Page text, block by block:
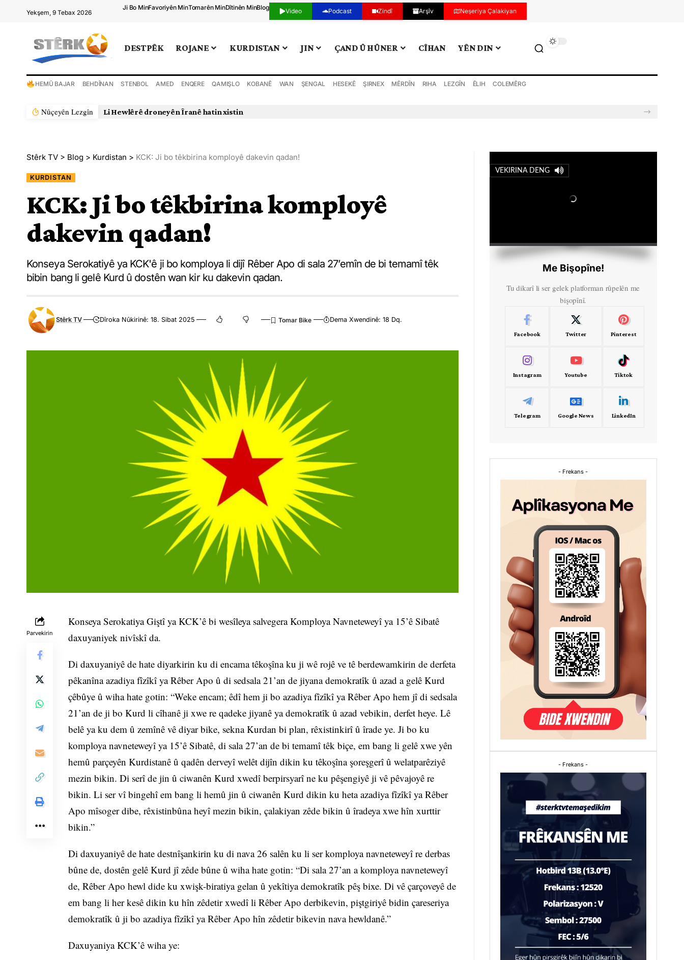
Yekşem, 9 Tebax 2026
Ji Bo MinFavoriyên MinTomarên MinDîtinên MinBlog Video Podcast Zindî Arşîv Neşeriya Çalakiyan
DESTPÊK ROJANE KURDISTAN JIN ÇAND Û HÛNER CÎHAN YÊN DIN
HEMÛ BAJAR BEHDÎNAN STENBOL AMED ENQERE QAMIŞLO KOBANÊ WAN ŞENGAL HESEKÊ ŞIRNEX MÊRDÎN RIHA LEZGÎN ÊLIH COLEMÊRG
Nûçeyên Lezgîn Li Hewlêrê droneyên Îranê hatin xistin
Stêrk TV > Blog > Kurdistan > KCK: Ji bo têkbirina komployê dakevin qadan!
KURDISTAN
KCK: Ji bo têkbirina komployê
dakevin qadan!
Konseya Serokatiyê ya KCK'ê ji bo komploya li dijî Rêber Apo di sala 27’emîn de bi temamî têk
bibin bang li gelê Kurd û dostên wan kir ku dakevin qadan.
Stêrk TV Dîroka Nûkirinê: 18. Sibat 2025 Dema Xwendinê: 18 Dq.
Parvekirin
Konseya Serokatiya Giştî ya KCK’ê bi wesîleya salvegera Komploya Navneteweyî ya 15’ê Sibatê
daxuyaniyek nivîskî da.
Di daxuyaniyê de hate diyarkirin ku di encama têkoşîna ku ji wê rojê ve tê berdewamkirin de derfeta
pêkanîna azadiya fîzîkî ya Rêber Apo û di sedsala 21’an de jiyana demokratîk û azad a gelê Kurd
çêbûye û wiha hate gotin: “Weke encam; êdî hem ji bo azadiya fîzîkî ya Rêber Apo hem jî di sedsala
21’an de ji bo Kurd li cîhanê ji xwe re qadeke jiyanê ya demokratîk û azad vebikin, derfet heye. Lê
belê ya ku dem û zemînê vê diyar bike, sekna Kurdan bi plan, rêxistinkirî û îrade ye. Ji bo ku
komploya navneteweyî ya 15’ê Sibatê, di sala 27’an de bi temamî têk biçe, em bang li gelê xwe yên
hemû parçeyên Kurdistanê û qadên derveyî welêt dijîn dikin ku têkoşîna şoreşgerî û welatparêziyê
mezin bikin. Di serî de jin û ciwanên Kurd xwedî berpirsyarî ne ku pêşengiyê ji vê pêvajoyê re
bikin. Li ser vî bingehî em bang li hemû jin û ciwanên Kurd dikin ku heta azadiya fîzîkî ya Rêber
Apo mîsoger dibe, rêxistinbûna heyî mezin bikin, çalakiyan zêde bikin û îradeya xwe hîn xurttir
bikin.”
Di daxuyaniyê de hate destnîşankirin ku di nava 26 salên ku li ser komploya navneteweyî re derbas
bûne de, dostên gelê Kurd jî zêde bûne û wiha hate gotin: “Di sala 27’an a komploya navneteweyî
de, Rêber Apo hewl dide ku xwişk-biratiya gelan û yekîtiya demokratîk pêş bixe. Di vê çarçoveyê de
em bang li her kesê dikin ku hîn zêdetir xwedî li Rêber Apo derbikevin, piştgiriyê bidin çareseriya
demokratîk û ji bo azadiya fîzîkî ya Rêber Apo hîn zêdetir bikevin nava hewldanê.”
Daxuyaniya KCK’ê wiha ye:
VEKIRINA DENG
Me Bişopîne!
Tu dikarî li ser gelek platforman rûpelên me
bişopînî.
Facebook Twitter Pinterest
Instagram Youtube Tiktok
Telegram Google News LinkedIn
- Frekans -
- Frekans -